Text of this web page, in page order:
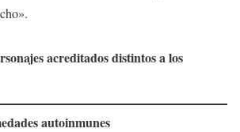
acreditados distintos a los
autoinmunes